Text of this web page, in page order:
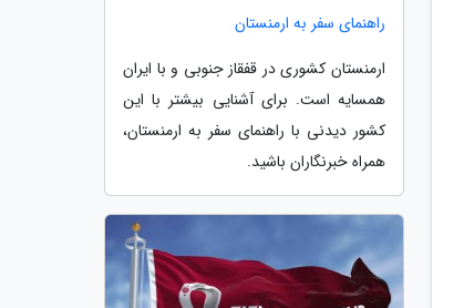
راهنمای سفر به ارمنستان
ارمنستان کشوری در قفقاز جنوبی و با ایران
همسایه است. برای آشنایی بیشتر با این
کشور دیدنی با راهنمای سفر به ارمنستان،
همراه خبرنگاران باشید.